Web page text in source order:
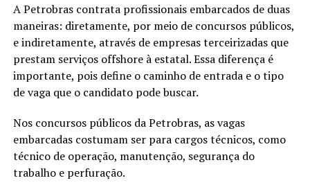
A Petrobras contrata profissionais embarcados de duas
maneiras: diretamente, por meio de concursos públicos,
e indiretamente, através de empresas terceirizadas que
prestam serviços offshore à estatal. Essa diferença é
importante, pois define o caminho de entrada e o tipo
de vaga que o candidato pode buscar.
Nos concursos públicos da Petrobras, as vagas
embarcadas costumam ser para cargos técnicos, como
técnico de operação, manutenção, segurança do
trabalho e perfuração.